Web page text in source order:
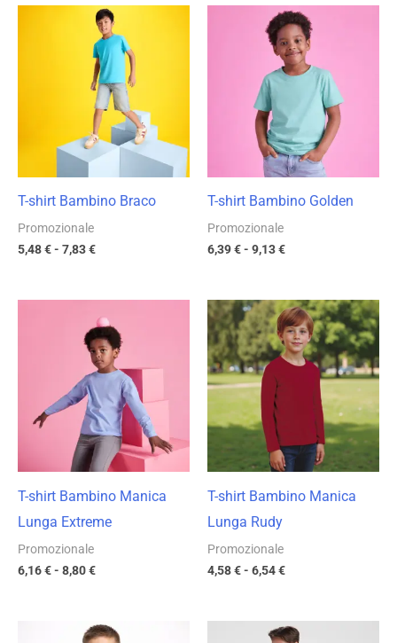
T-shirt Bambino Braco
Promozionale
5,48€- 7,83€
Fascia
di
prezzo:
da
5,48 €
a
7,83 €
T-shirt Bambino Golden
Promozionale
6,39€- 9,13€
Fascia
di
prezzo:
da
6,39 €
T-shirt Bambino Manica
Lunga Extreme
Promozionale
6,16€- 8,80€
di
prezzo:
da
6,16 €
a
8,80 €
T-shirt Bambino Manica
Lunga Rudy
Promozionale
4,58€- 6,54€
Fascia
di
prezzo:
da
4,58 €
Fascia
Fascia